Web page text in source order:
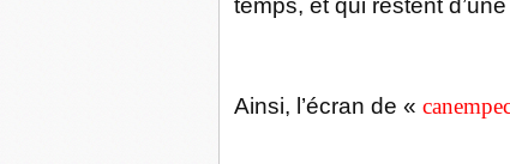
temps, et qui restent
Ainsi, l’écran de «